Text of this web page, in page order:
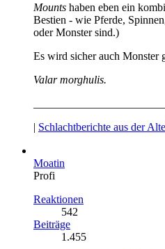
Mounts haben eben ein
Bestien - wie Pferde,
oder Monster sind.)
Es wird sicher auch Monster
Valar morghulis.
| Schlachtberichte aus der
Moatin
Profi
Reaktionen
542
Beiträge
1.455